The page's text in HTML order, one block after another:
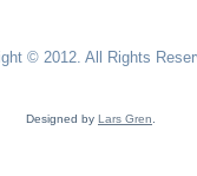
© 2012. All Rights
Designed by Lars Gren.